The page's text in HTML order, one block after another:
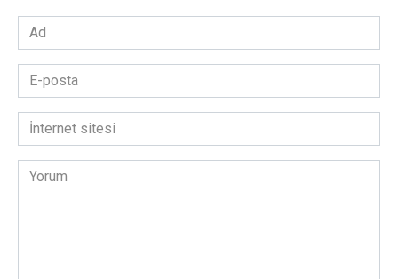
Ad
*
posta
*İnternet
sitesi
Yorum